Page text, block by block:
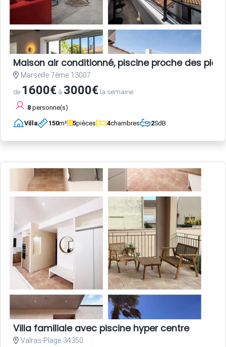
Maison air conditionné, piscine proche des
Marseille 7ème 13007
de 1600€ à 3000€ la semaine
8 personne(s)
Villa 150m² 5pièces 4chambres 2SdB
Villa familiale avec piscine hyper centre
Valras-Plage 34350